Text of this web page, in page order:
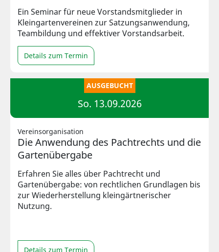
Ein Seminar für neue Vorstandsmitglieder in
Kleingartenvereinen zur Satzungsanwendung,
Teambildung und effektiver Vorstandsarbeit.
Details zum Termin
AUSGEBUCHT
So. 13.09.2026
Vereinsorganisation
Die Anwendung des Pachtrechts und die
Gartenübergabe
Erfahren Sie alles über Pachtrecht und
Gartenübergabe: von rechtlichen Grundlagen bis
zur Wiederherstellung kleingärtnerischer
Nutzung.
Details zum Termin